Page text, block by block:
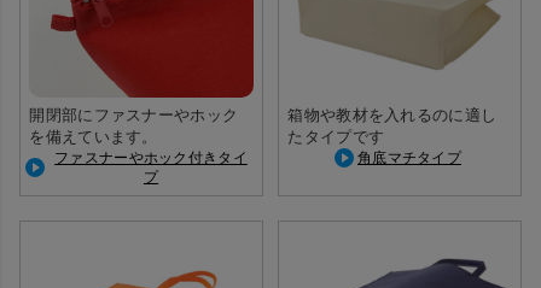
開閉部にファスナーやホック
を備えています。
ファスナーやホック付きタイ
プ
箱物や教材を入れるのに適し
たタイプです
角底マチタイプ